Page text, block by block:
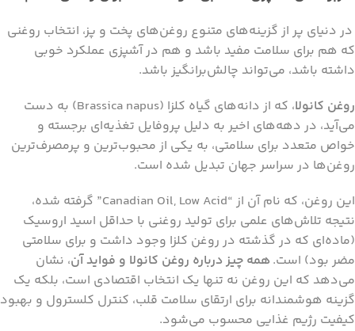
در دنیای پر از گزینه‌های متنوع روغن‌های پخت و پز، انتخاب روغنی
که هم برای سلامت مفید باشد و هم در آشپزی عملکرد خوبی
داشته باشد، می‌تواند چالش‌برانگیز باشد.
روغن کانولا
، که از دانه‌های گیاه کلزا (Brassica napus) به دست
می‌آید، در دهه‌های اخیر به دلیل پروفایل تغذیه‌ای برجسته و
خواص متعدد برای سلامتی، به یکی از محبوب‌ترین و پرمصرف‌ترین
روغن‌ها در سراسر جهان تبدیل شده است.
این روغن، که نام آن از “Canadian Oil, Low Acid” گرفته شده،
نتیجه تلاش‌های علمی برای تولید روغنی با حداقل اسید اروسیک
(ماده‌ای که در گذشته در روغن کلزا وجود داشت و برای سلامتی
مضر بود) است. همه چیز درباره روغن کانولا و فواید آن، نشان
می‌دهد که این روغن نه تنها یک انتخاب اقتصادی است، بلکه یک
گزینه هوشمندانه برای ارتقای سلامت قلب، کنترل کلسترول و بهبود
کیفیت رژیم غذایی محسوب می‌شود.